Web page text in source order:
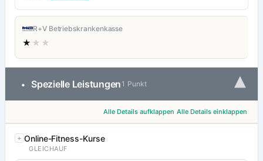
R+V Betriebskrankenkasse
★ ★★
• Spezielle Leistungen 1 Punkt ▾
Alle Details aufklappen Alle Details einklappen
Online-Fitness-Kurse
GLEICHAUF